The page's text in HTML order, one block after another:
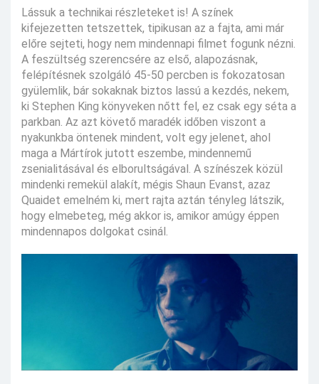
Lássuk a technikai részleteket is! A színek
kifejezetten tetszettek, tipikusan az a fajta, ami már
előre sejteti, hogy nem mindennapi filmet fogunk nézni.
A feszültség szerencsére az első, alapozásnak,
felépítésnek szolgáló 45-50 percben is fokozatosan
gyülemlik, bár sokaknak biztos lassú a kezdés, nekem,
ki Stephen King könyveken nőtt fel, ez csak egy séta a
parkban. Az azt követő maradék időben viszont a
nyakunkba öntenek mindent, volt egy jelenet, ahol
maga a Mártírok jutott eszembe, mindennemű
zsenialitásával és elborultságával. A színészek közül
mindenki remekül alakít, mégis Shaun Evanst, azaz
Quaidet emelném ki, mert rajta aztán tényleg látszik,
hogy elmebeteg, még akkor is, amikor amúgy éppen
mindennapos dolgokat csinál.